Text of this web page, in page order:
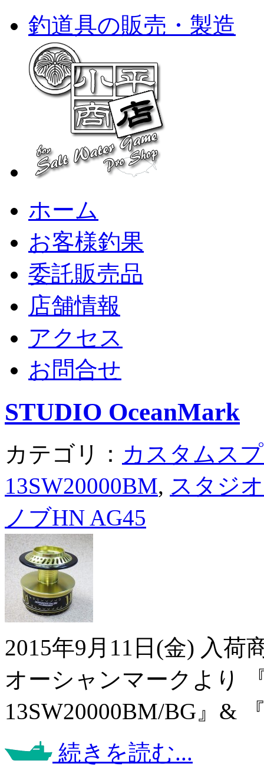
釣道具の販売・製造
ホーム
お客様釣果
委託販売品
店舗情報
アクセス
お問合せ
STUDIO OceanMark
カテゴリ： カスタムス
13SW20000BM, スタジ
ノブHN AG45
2015年9月11日(金) 入荷
オーシャンマークより
13SW20000BM/BG』&
続きを読む...